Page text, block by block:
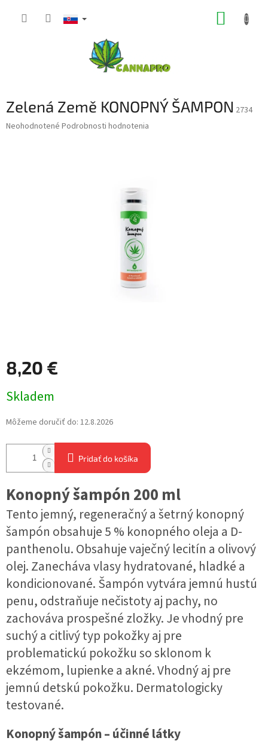
Zelená Země KONOPNÝ ŠAMPON 2734
Priemerné
Neohodnotené Podrobnosti hodnotenia
8,20 €
cena:
Skladem
Môžeme doručiť do: 12.8.2026
Pridať do košíka
Konopný šampón 200 ml
Tento jemný, regeneračný a šetrný konopný
šampón obsahuje 5 % konopného oleja a D-
panthenolu. Obsahuje vaječný lecitín a olivový
olej. Zanecháva vlasy hydratované, hladké a
kondicionované. Šampón vytvára jemnú hustú
penu, odstraňuje nečistoty aj pachy, no
zachováva prospešné zložky. Je vhodný pre
suchý a citlivý typ pokožky aj pre
problematickú pokožku so sklonom k
ekzémom, lupienke a akné. Vhodný aj pre
jemnú detskú pokožku. Dermatologicky
testované.
Konopný šampón – účinné látky